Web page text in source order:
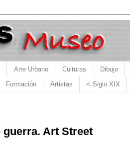
Arte Urbano Culturas Dibujo
Formación Artistas < Siglo XIX
guerra. Art Street